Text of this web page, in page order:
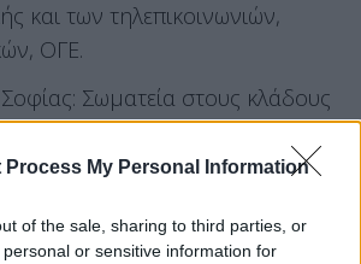
Process My Personal Information
of the sale, sharing to third parties, or
or sensitive information for
και των τηλεπικοινωνιών,
ΟΓΕ.
Σωματεία στους κλάδους
του δημοσίου,
σύλλογοι γονέων.
με Αντιγονιδών: Σωματεία
μεταφορών, ενέργειας και